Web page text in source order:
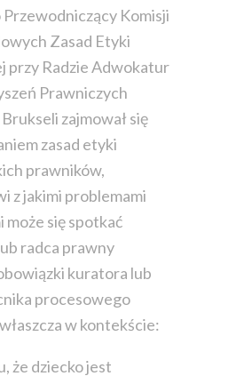
Komisji
Zasad Etyki
przy Radzie Adwokatur
Prawniczych
zajmował się
zasad etyki
prawników,
z jakimi problemami
może się spotkać
radca prawny
kuratora lub
procesowego
w kontekście:
że dziecko jest